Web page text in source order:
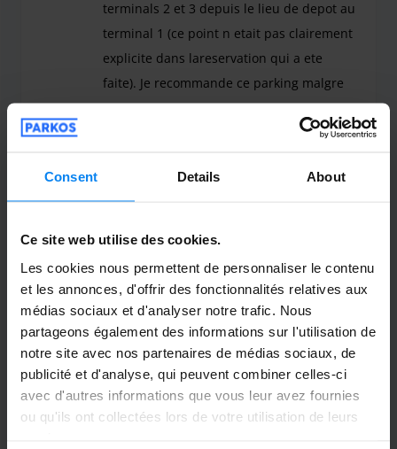
Consent Details About
Ce site web utilise des cookies.
Les cookies nous permettent de personnaliser le contenu
et les annonces, d'offrir des fonctionnalités relatives aux
médias sociaux et d'analyser notre trafic. Nous
partageons également des informations sur l'utilisation de
notre site avec nos partenaires de médias sociaux, de
publicité et d'analyse, qui peuvent combiner celles-ci
avec d'autres informations que vous leur avez fournies
ou qu'ils ont collectées lors de votre utilisation de leurs
terminals 2 et 3 depuis le lieu de depot au
terminal 1 (ce point n etait pas clairement
explicite dans lareservation qui a ete
faite). Je recommande ce parking malgre
tout
Le servi e de navette est tres correct. Le trajet
Patrick Schulz
Garé du 30/07/26 au 5/08/26
Super freundlich und hilfsbereit.
Super freundlich und hilfsbereit.
Voiturier intérieur 6 août 2026